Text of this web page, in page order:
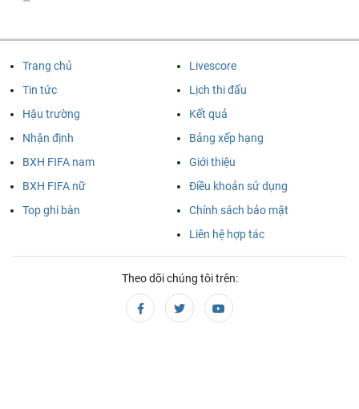
VĐQG Argentina, Chủ nhật - 09/08
Tigre 03:00 River Plate
MLS Nhà Nghề Mỹ, Chủ nhật - 09/08
VĐQG Brazil, Chủ nhật - 09/08
04:30 Atletico MG
Boca Juniors 05:15 Velez Sarsfield
VĐQG Brazil, Chủ nhật - 09/08
Coritiba 06:30 Chapecoense AF
Trang chủ
Tin tức
Hậu trường
Nhận định
Livescore
Lịch thi đấu
Kết quả
Bảng xếp hạng
BXH FIFA nam
BXH FIFA nữ
Top ghi bàn
Giới thiệu
Điều khoản sử dụng
Chính sách bảo mật
Liên hệ hợp tác
Theo dõi chúng tôi trên: